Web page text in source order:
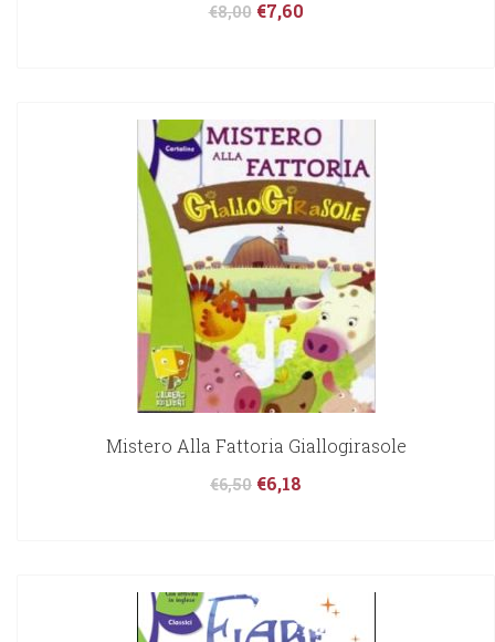
€8,00 €7,60
Mistero Alla Fattoria Giallogirasole
€6,50 €6,18